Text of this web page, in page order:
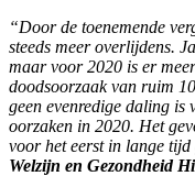
“Door de toenemende
steeds meer overlijdens.
maar voor 2020 is er
doodsoorzaak van ruim
geen evenredige daling is
oorzaken in 2020. Het
voor het eerst in lange tijd
Welzijn en Gezondheid